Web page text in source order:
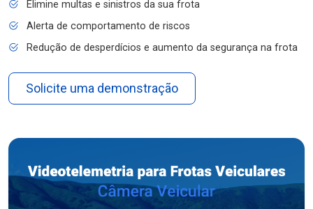
Elimine multas e sinistros da sua frota
Alerta de comportamento de riscos
Redução de desperdícios e aumento da segurança na frota
Solicite uma demonstração